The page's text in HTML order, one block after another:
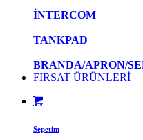
İNTERCOM
TANKPAD
BRANDA/APRON/
FIRSAT ÜRÜNLERİ
Sepetim